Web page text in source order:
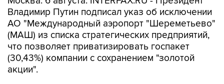
Владимир Путин подписал указ об исключении
АО "Международный аэропорт "Шереметьево"
(МАШ) из списка стратегических предприятий,
что позволяет приватизировать госпакет
(30,43%) компании с сохранением "золотой
акции".